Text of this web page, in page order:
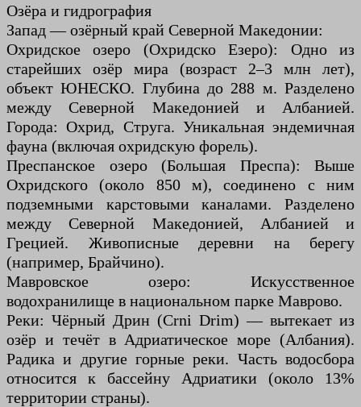
Озёра и гидрография
Запад — озёрный край Северной Македонии:
Охридское озеро (Охридско Езеро): Одно из
старейших озёр мира (возраст 2–3 млн лет),
объект ЮНЕСКО. Глубина до 288 м. Разделено
между Северной Македонией и Албанией.
Города: Охрид, Струга. Уникальная эндемичная
фауна (включая охридскую форель).
Преспанское озеро (Большая Преспа): Выше
Охридского (около 850 м), соединено с ним
подземными карстовыми каналами. Разделено
между Северной Македонией, Албанией и
Грецией. Живописные деревни на берегу
(например, Брайчино).
Мавровское озеро: Искусственное
водохранилище в национальном парке Маврово.
Реки: Чёрный Дрин (Crni Drim) — вытекает из
озёр и течёт в Адриатическое море (Албания).
Радика и другие горные реки. Часть водосбора
относится к бассейну Адриатики (около 13%
территории страны).